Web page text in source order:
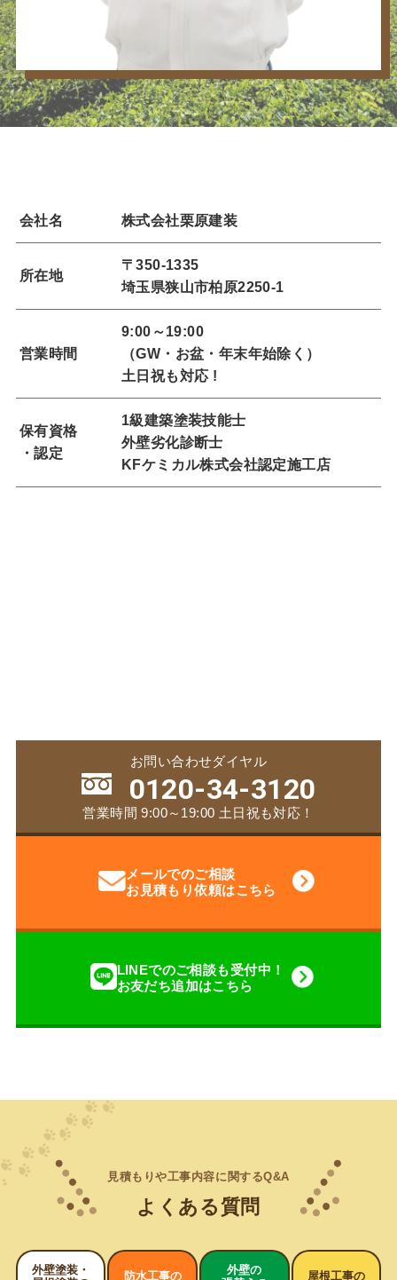
会社名 株式会社栗原建装
所在地
〒350-1335
埼玉県狭山市柏原2250-1
営業時間
9:00～19:00
（GW・お盆・年末年始除く）
土日祝も対応 !
保有資格
・認定
1級建築塗装技能士
外壁劣化診断士
KFケミカル株式会社認定施工店
お問い合わせダイヤル
0120-34-3120
営業時間 9:00～19:00 土日祝も対応！
メールでのご相談
お見積もり依頼はこちら
LINEでのご相談も受付中！
お友だち追加はこちら
見積もりや工事内容に関するQ&A
よくある質問
外壁塗装・
防水工事の
外壁の
屋根工事の